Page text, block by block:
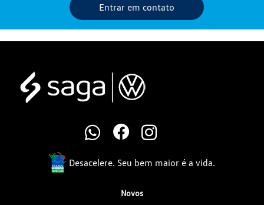
Entrar em contato
Desacelere. Seu bem maior é a vida.
Novos